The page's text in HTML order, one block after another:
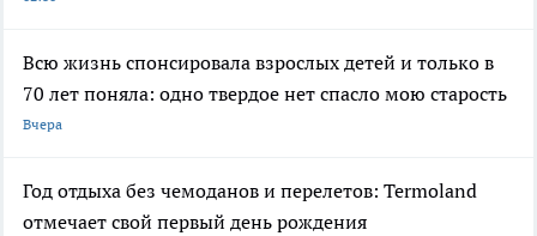
Всю жизнь спонсировала взрослых детей и только в
70 лет поняла: одно твердое нет спасло мою старость
Вчера
Год отдыха без чемоданов и перелетов: Termoland
отмечает свой первый день рождения